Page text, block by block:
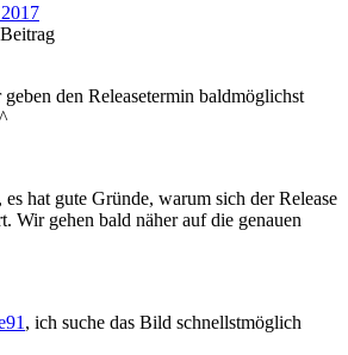
den Releasetermin baldmöglichst
hat gute Gründe, warum sich der Release
Wir gehen bald näher auf die genauen
, ich suche das Bild schnellstmöglich